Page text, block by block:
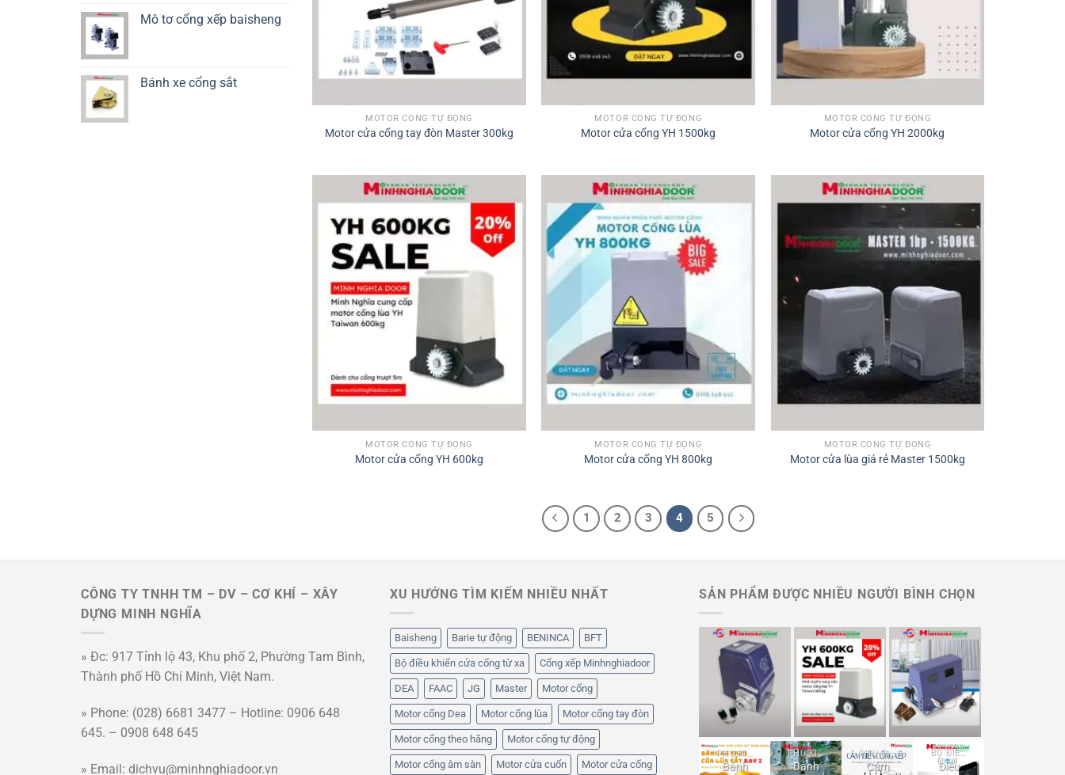
Mô tơ cổng xếp baisheng
Bánh xe cổng sắt
MOTOR CỔNG TỰ ĐỘNG
Motor cửa cổng tay đòn Master 300kg
MOTOR CỔNG TỰ ĐỘNG
Motor cửa cổng YH 1500kg
MOTOR CỔNG TỰ ĐỘNG
Motor cửa cổng YH 2000kg
MOTOR CỔNG TỰ ĐỘNG
Motor cửa cổng YH 600kg
MOTOR CỔNG TỰ ĐỘNG
Motor cửa cổng YH 800kg
MOTOR CỔNG TỰ ĐỘNG
Motor cửa lùa giá rẻ Master 1500kg
1 2 3 4 5
CÔNG TY TNHH TM – DV – CƠ KHÍ – XÂY
DỰNG MINH NGHĨA
» Đc: 917 Tỉnh lộ 43, Khu phố 2, Phường Tam Bình,
Thành phố Hồ Chí Minh, Việt Nam.
» Phone: (028) 6681 3477 – Hotline: 0906 648
645. – 0908 648 645
» Email: dichvu@minhnghiadoor.vn
XU HƯỚNG TÌM KIẾM NHIỀU NHẤT
Baisheng Barie tự động BENINCA BFT
Bộ điều khiển cửa cổng từ xa Cổng xếp Minhnghiadoor
DEA FAAC JG Master Motor cổng
Motor cổng Dea Motor cổng lùa Motor cổng tay đòn
Motor cổng theo hãng Motor cổng tự động
Motor cổng âm sàn Motor cửa cuốn Motor cửa cổng
SẢN PHẨM ĐƯỢC NHIỀU NGƯỜI BÌNH CHỌN
Motor cổng lùa JG
P370 900kg
Motor cửa cổng YH
600kg
Motor cổng lùa YH
1HP Đài Loan
Động cơ cổng xếp
Baisheng 420w
Motor cổng lùa JG SL
2000KG Motor cổng bánh lăn
PHỤ KIỆN CỬA CỔNG SẮT
Bánh
PHỤ KIỆN CỬA CỔNG SẮT
Bánh
PHỤ KIỆN CỔNG XẾP ĐIỆN
Cảm
BỘ ĐIỀU KHIỂN CỬA CỔNG TỪ XA
Điều
PHỤ KIỆN CỔNG XẾP ĐIỆN
Bánh
PHỤ KIỆN CỔNG XẾP ĐIỆN
Remote
PHỤ KIỆN CỬA CỔNG SẮT
Bánh
Bản lề